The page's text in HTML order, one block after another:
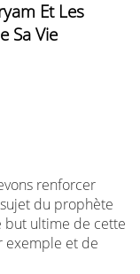
Et Les
Sa Vie
renforcer
du prophète
but ultime de cette
exemple et de